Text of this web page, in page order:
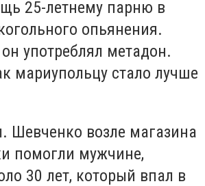
25-летнему парню в
опьянения.
употреблял метадон.
мариупольцу стало лучше
Шевченко возле магазина
помогли мужчине,
30 лет, который впал в